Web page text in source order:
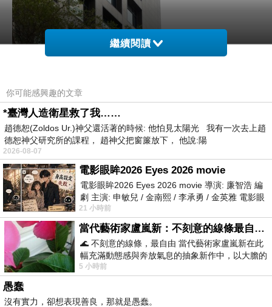
繼續閱讀
你可能感興趣的文章
*臺灣人造衛星救了我……
趙德恕(Zoldos Ur.)神父還活著的時候: 他怕見太陽光 我有一次去上趙
德恕神父研究所的課程， 趙神父把窗簾放下， 他說:陽
2026-08-07
電影眼眸2026 Eyes 2026 movie
電影眼眸2026 Eyes 2026 movie 導演: 廉智浩 編
劇 主演: 申敏兒 / 金南熙 / 李承勇 / 金英雅 電影眼
眸2026描述攝影師徐珍因遺
21 小時前
當代藝術家盧嵐新：不刻意的線條最自由，讓色彩流動、筆觸自己說話
🌊 不刻意的線條，最自由 當代藝術家盧嵐新在此
幅充滿動態感與奔放氣息的抽象新作中，以大膽的
藍色顏料在白色畫布上揮灑、壓印與流淌
5 小時前
愚蠢
沒有實力，卻想表現善良，那就是愚蠢。